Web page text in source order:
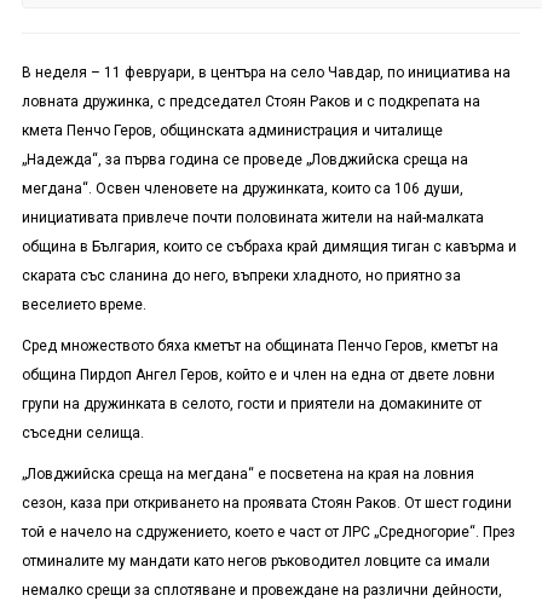
В неделя – 11 февруари, в центъра на село Чавдар, по инициатива на
ловната дружинка, с председател Стоян Раков и с подкрепата на
кмета Пенчо Геров, общинската администрация и читалище
„Надежда“, за първа година се проведе „Ловджийска среща на
мегдана“. Освен членовете на дружинката, които са 106 души,
инициативата привлече почти половината жители на най-малката
община в България, които се събраха край димящия тиган с кавърма и
скарата със сланина до него, въпреки хладното, но приятно за
веселието време.
Сред множеството бяха кметът на общината Пенчо Геров, кметът на
община Пирдоп Ангел Геров, който е и член на една от двете ловни
групи на дружинката в селото, гости и приятели на домакините от
съседни селища.
„Ловджийска среща на мегдана“ е посветена на края на ловния
сезон, каза при откриването на проявата Стоян Раков. От шест години
той е начело на сдружението, което е част от ЛРС „Средногорие“. През
отминалите му мандати като негов ръководител ловците са имали
немалко срещи за сплотяване и провеждане на различни дейности,